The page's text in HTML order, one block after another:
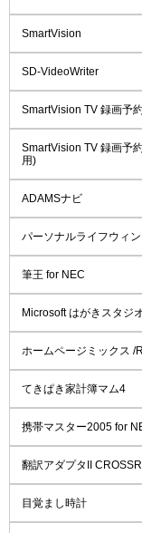
SmartVision
SD-VideoWriter
SmartVision TV 録画予
SmartVision TV 録画予
用)
ADAMSナビ
パーソナルライフウィ
筆王 for NEC
Microsoft はがきスタジ
ホームページミックス /
てきぱき家計簿マム4
携帯マスター2005 for
翻訳アダプタII
目覚まし時計